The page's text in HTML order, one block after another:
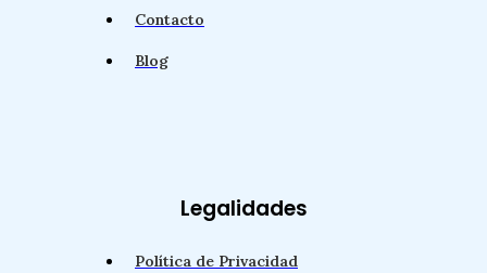
Contacto
Blog
Legalidades
Política de Privacidad